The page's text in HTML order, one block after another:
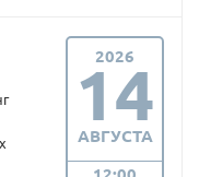
2026
14
АВГУСТА